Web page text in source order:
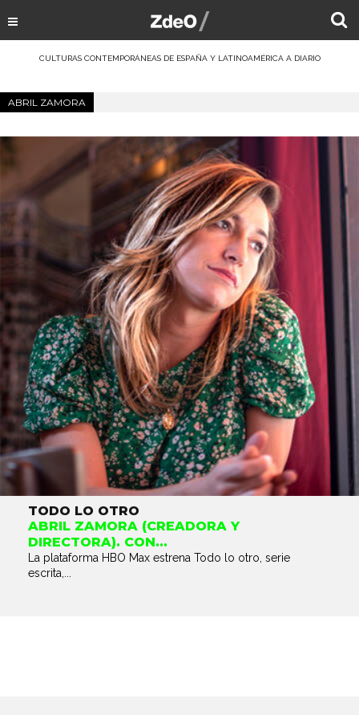
CULTURAS CONTEMPORÁNEAS DE ESPAÑA Y LATINOAMÉRICA A DIARIO
ABRIL ZAMORA
TODO LO OTRO
ABRIL ZAMORA (CREADORA Y
DIRECTORA). CON...
La plataforma HBO Max estrena Todo lo otro, serie
escrita,...